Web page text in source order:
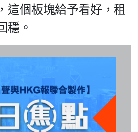
這個板塊給予看好，租
穩。